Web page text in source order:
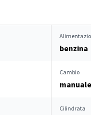
benzina
Cambio
manuale
Cilindrata